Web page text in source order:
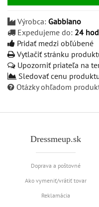
Výrobca: Gabbiano
Expedujeme do: 24
Pridať medzi obľúbené
Vytlačiť stránku
Upozorniť priateľa na
Sledovať cenu
Otázky ohľadom
Dressmeup.sk
Doprava a poštovné
Ako vymeniť/vrátiť tovar
Reklamácia